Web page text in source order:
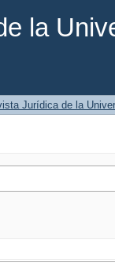
la
Jurídica de la